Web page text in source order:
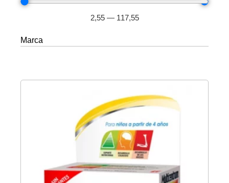
2,55 — 117,55
Marca